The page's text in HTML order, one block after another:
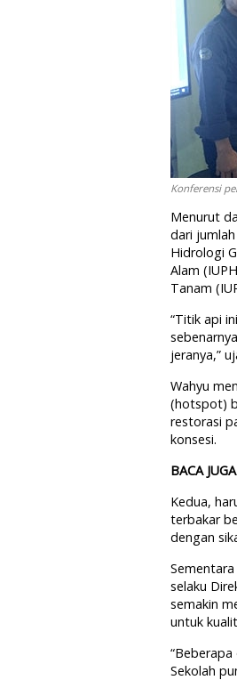
Konferensi
Menurut
dari
Hidrologi
Alam
Tanam
“Titik api
jeranya,”
Wahyu
(hotspot)
restorasi
konsesi.
BACA
Kedua,
terbakar
dengan
selaku
semakin
untuk
Sekolah